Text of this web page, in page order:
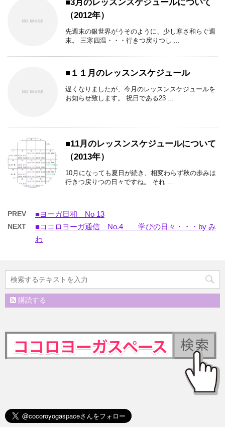
■3月のレッスンスケジュールについて
（2012年）
先週末の銀世界がうそのように、少し寒さ和らぐ週
末。 三寒四温・・・行きつ戻りつし ...
■１１月のレッスンスケジュール
遅くなりましたが、今月のレッスンスケジュールを
お知らせ致します。 祝日である23 ...
■11月のレッスンスケジュールについて
（2013年）
10月になっても夏日が続き、相変わらず秋の歩みは
行きつ戻りつの日々ですね。 それ ...
PREV ■ヨーガ日和 No 13
NEXT
■ココロヨーガ通信 No.4 学びの日々・・・by み
わ
購読する